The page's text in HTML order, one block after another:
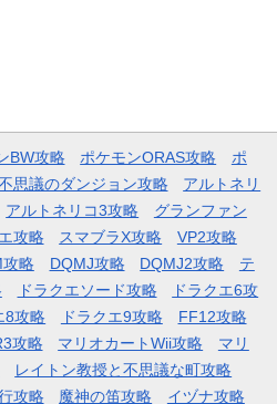
BW攻略 ポケモンORAS攻略
ポ
思議のダンジョン攻略
アルトネリ
アルトネリコ3攻略
グランファン
攻略 スマブラX攻略
VP2攻略
略
DQMJ攻略 DQMJ2攻略
テ
ドラクエソード攻略
ドラクエ6攻
8攻略 ドラクエ9攻略
FF12攻略
攻略 マリオカートWii攻略
マリ
レイトン教授と不思議な町攻略
攻略 魔神の笛攻略 イヅナ攻略